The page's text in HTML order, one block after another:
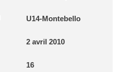
U14-Montebello
2 avril 2010
16